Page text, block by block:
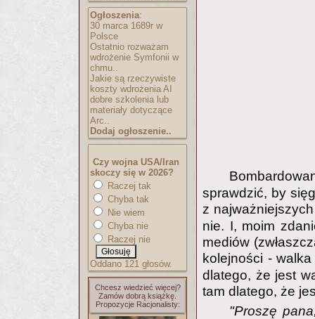
Ogłoszenia:
30 marca 1689r w
Polsce
Ostatnio rozważam
wdrożenie Symfonii w
chmu..
Jakie są rzeczywiste
koszty wdrożenia AI
dobre szkolenia lub
materiały dotyczące
Arc..
Dodaj ogłoszenie..
Czy wojna USA/Iran
skoczy się w 2026?
Raczej tak
Chyba tak
Nie wiem
Chyba nie
Raczej nie
Oddano 121 głosów.
Chcesz wiedzieć więcej?
Zamów dobrą książkę.
Propozycje Racjonalisty:
sprawdzić, by
z
nie. I, moim
mediów
kolejności -
dlatego, że jest
tam dlatego, że
"Proszę